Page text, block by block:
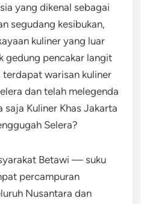
yang dikenal sebagai
segudang kesibukan,
kuliner yang luar
gedung pencakar langit
warisan kuliner
dan telah melegenda
saja Kuliner Khas Jakarta
Selera?
Betawi — suku
percampuran
Nusantara dan